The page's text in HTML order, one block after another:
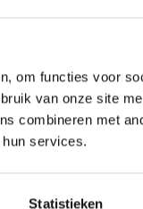
om functies voor
van onze site
combineren met
services.
Statistieken
van de
een